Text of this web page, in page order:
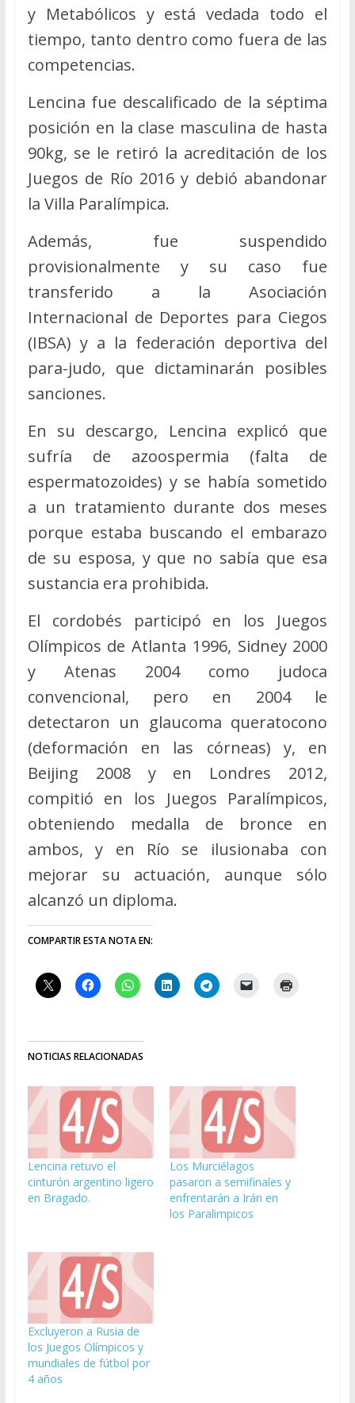
y Metabólicos y está vedada todo el
tiempo, tanto dentro como fuera de las
competencias.
Lencina fue descalificado de la séptima
posición en la clase masculina de hasta
90kg, se le retiró la acreditación de los
Juegos de Río 2016 y debió abandonar
la Villa Paralímpica.
Además, fue suspendido
provisionalmente y su caso fue
transferido a la Asociación
Internacional de Deportes para Ciegos
(IBSA) y a la federación deportiva del
para-judo, que dictaminarán posibles
sanciones.
En su descargo, Lencina explicó que
sufría de azoospermia (falta de
espermatozoides) y se había sometido
a un tratamiento durante dos meses
porque estaba buscando el embarazo
de su esposa, y que no sabía que esa
sustancia era prohibida.
El cordobés participó en los Juegos
Olímpicos de Atlanta 1996, Sidney 2000
y Atenas 2004 como judoca
convencional, pero en 2004 le
detectaron un glaucoma queratocono
(deformación en las córneas) y, en
Beijing 2008 y en Londres 2012,
compitió en los Juegos Paralímpicos,
obteniendo medalla de bronce en
ambos, y en Río se ilusionaba con
mejorar su actuación, aunque sólo
alcanzó un diploma.
COMPARTIR ESTA NOTA EN:
NOTICIAS RELACIONADAS
Lencina retuvo el
cinturón argentino ligero
en Bragado.
Los Murciélagos
pasaron a semifinales y
enfrentarán a Irán en
los Paralimpicos
Excluyeron a Rusia de
los Juegos Olímpicos y
mundiales de fútbol por
4 años